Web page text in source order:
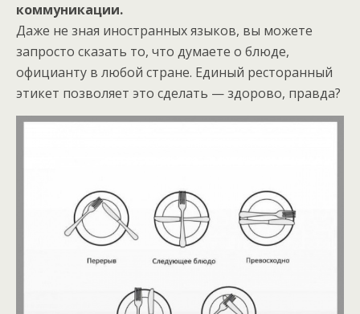
коммуникации.
Даже не зная иностранных языков, вы можете
запросто сказать то, что думаете о блюде,
официанту в любой стране. Единый ресторанный
этикет позволяет это сделать — здорово, правда?